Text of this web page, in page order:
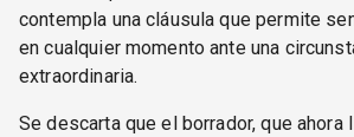
contempla una cláusula que permite
en cualquier momento ante una
extraordinaria.
Se descarta que el borrador, que ahora